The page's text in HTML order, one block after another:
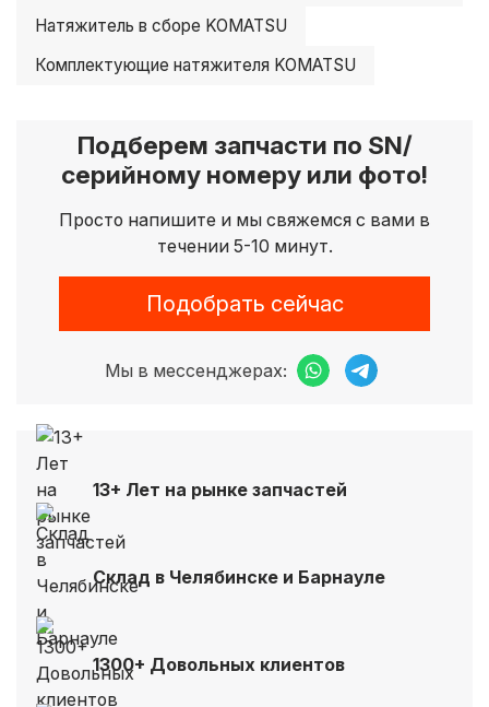
Натяжитель в сборе KOMATSU
Комплектующие натяжителя KOMATSU
Подберем запчасти по SN/
серийному номеру или фото!
Просто напишите и мы свяжемся с вами в
течении 5-10 минут.
Подобрать сейчас
Мы в мессенджерах:
13+ Лет на рынке запчастей
Склад в Челябинске и Барнауле
1300+ Довольных клиентов